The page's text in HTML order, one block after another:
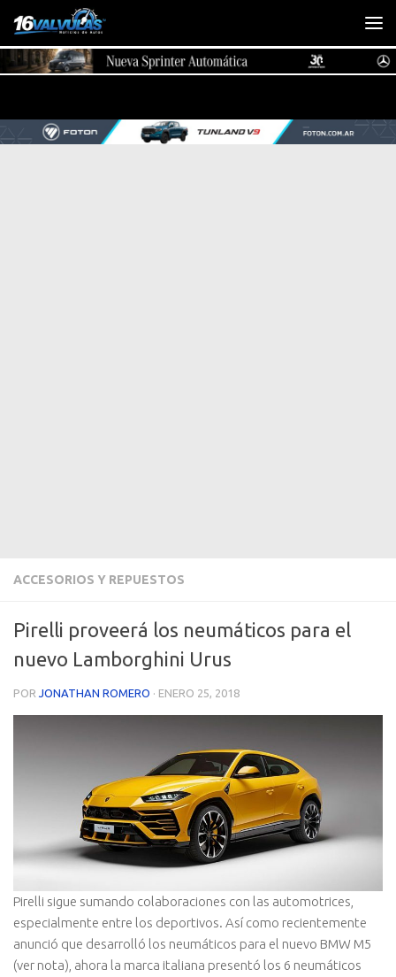
Saltar al contenido
ACCESORIOS Y REPUESTOS
Pirelli proveerá los neumáticos para el
nuevo Lamborghini Urus
POR JONATHAN ROMERO · ENERO 25, 2018
Pirelli sigue sumando colaboraciones con las automotrices,
especialmente entre los deportivos. Así como recientemente
anunció que desarrolló los neumáticos para el nuevo BMW M5
(ver nota), ahora la marca italiana presentó los 6 neumáticos